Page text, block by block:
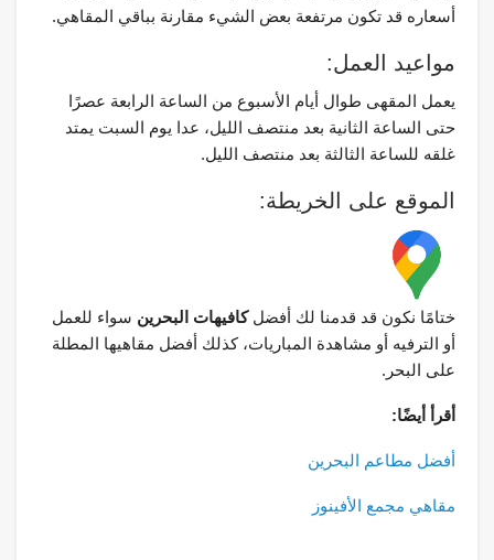
أسعاره قد تكون مرتفعة بعض الشيء مقارنة بباقي المقاهي.
مواعيد العمل:
يعمل المقهى طوال أيام الأسبوع من الساعة الرابعة عصرًا
حتى الساعة الثانية بعد منتصف الليل، عدا يوم السبت يمتد
غلقه للساعة الثالثة بعد منتصف الليل.
الموقع على الخريطة:
ختامًا نكون قد قدمنا لك أفضلكافيهات البحرين سواء للعمل
أو الترفيه أو مشاهدة المباريات، كذلك أفضل مقاهيها المطلة
على البحر.
أقرأ أيضًا:
أفضل مطاعم البحرين
مقاهي مجمع الأفينوز